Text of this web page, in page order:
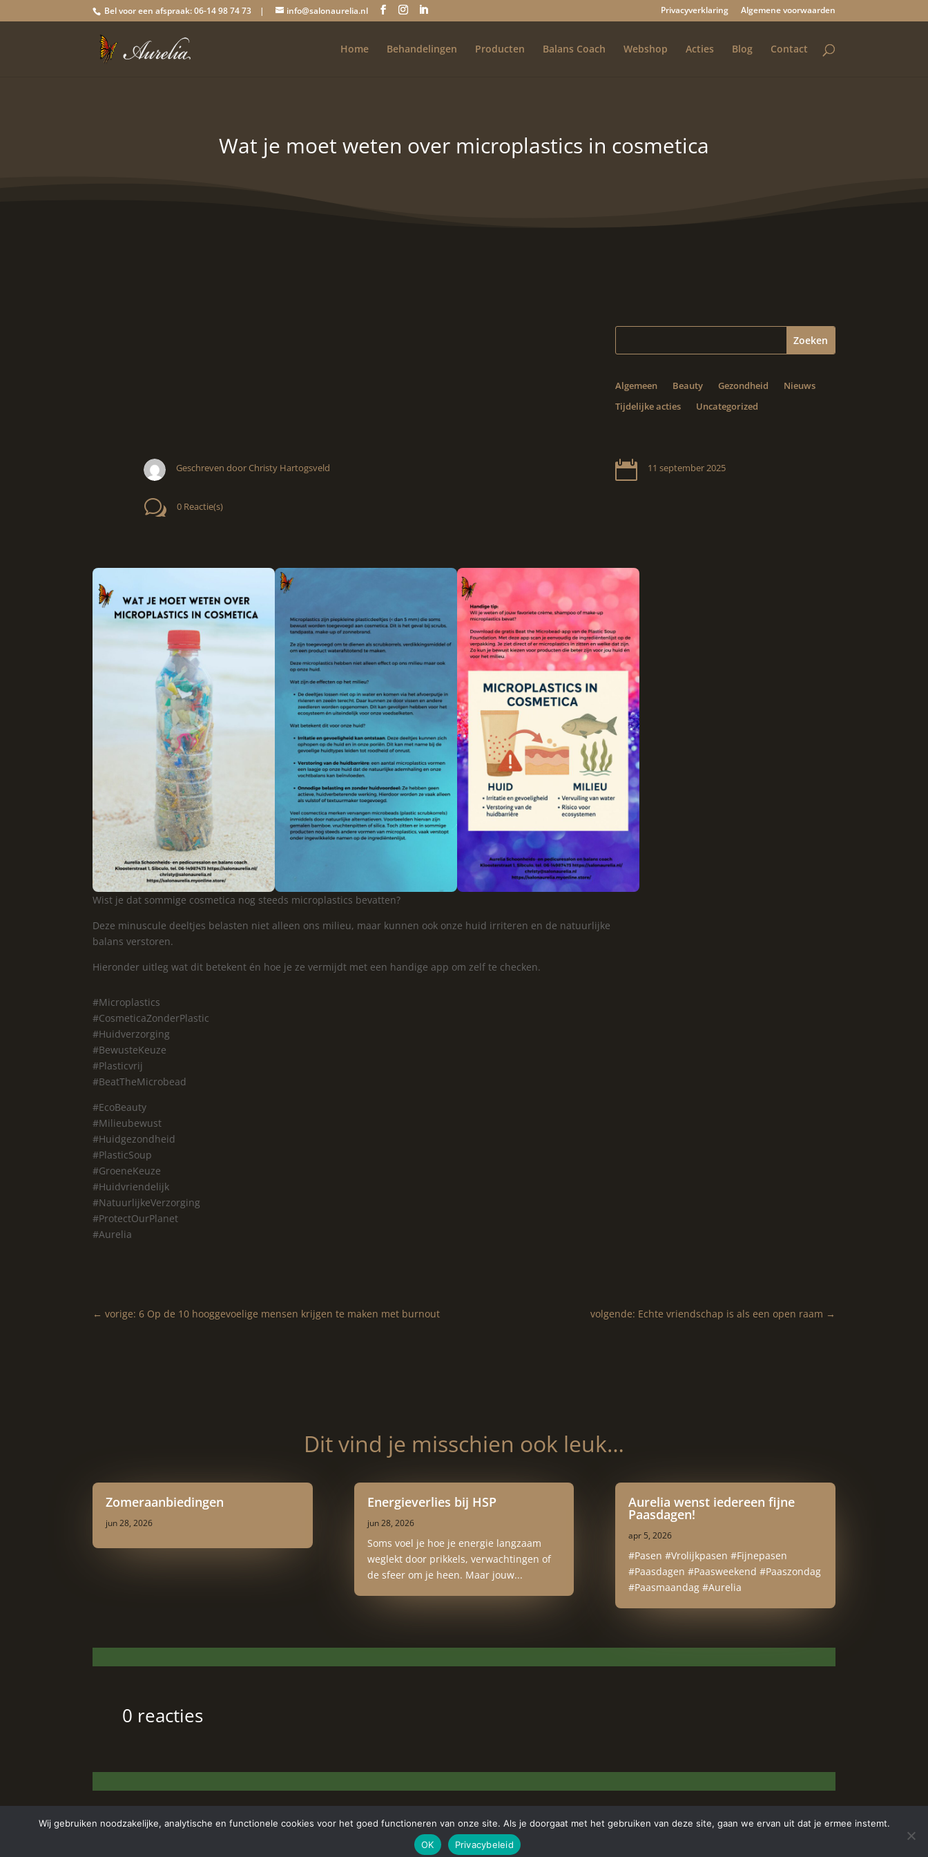
Bel voor een afspraak: 06-14 98 74 73 | info@salonaurelia.nl Privacyverklaring Algemene voorwaarden
Home Behandelingen Producten Balans Coach Webshop Acties Blog Contact
Wat je moet weten over microplastics in cosmetica
Algemeen Beauty Gezondheid
Nieuws
Tijdelijke acties
Uncategorized
Geschreven door Christy Hartogsveld
w 0 Reactie(s)
 11 september 2025
Wist je dat sommige cosmetica nog steeds microplastics bevatten?
Deze minuscule deeltjes belasten niet alleen ons milieu, maar kunnen ook onze huid irriteren en de natuurlijke
balans verstoren.
Hieronder uitleg wat dit betekent én hoe je ze vermijdt met een handige app om zelf te checken.
#Microplastics
#CosmeticaZonderPlastic
#Huidverzorging
#BewusteKeuze
#Plasticvrij
#BeatTheMicrobead
#EcoBeauty
#Milieubewust
#Huidgezondheid
#PlasticSoup
#GroeneKeuze
#Huidvriendelijk
#NatuurlijkeVerzorging
#ProtectOurPlanet
#Aurelia
←vorige: 6 Op de 10 hooggevoelige mensen krijgen te maken met burnout volgende: Echte vriendschap is als een open raam →
Dit vind je misschien ook leuk…
Zomeraanbiedingen
jun 28, 2026
Energieverlies bij HSP
jun 28, 2026
Soms voel je hoe je energie langzaam
weglekt door prikkels, verwachtingen of
de sfeer om je heen. Maar jouw...
Aurelia wenst iedereen fijne
Paasdagen!
apr 5, 2026
#Pasen #Vrolijkpasen #Fijnepasen
#Paasdagen #Paasweekend #Paaszondag
#Paasmaandag #Aurelia
0 reacties
Copyright © 2024 Aurelia Schoonheidssalon | All Rights Reserved | WebdesignAppdsgn
Wij gebruiken noodzakelijke, analytische en functionele cookies voor het goed functioneren van onze site. Als je doorgaat met het gebruiken van deze site, gaan we ervan uit dat je ermee instemt.
OK
Privacybeleid